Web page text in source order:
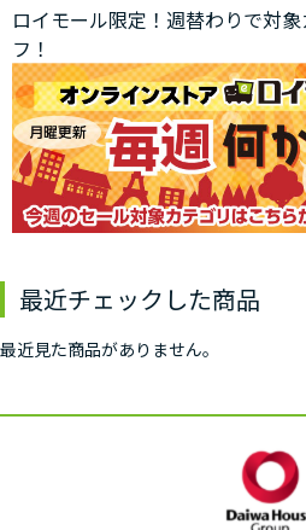
ロイモール限定！週替わりで対
フ！
最近チェックした商品
最近見た商品がありません。